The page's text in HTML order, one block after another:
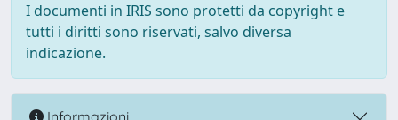
I documenti in IRIS sono protetti da copyright e
tutti i diritti sono riservati, salvo diversa
indicazione.
Informazioni